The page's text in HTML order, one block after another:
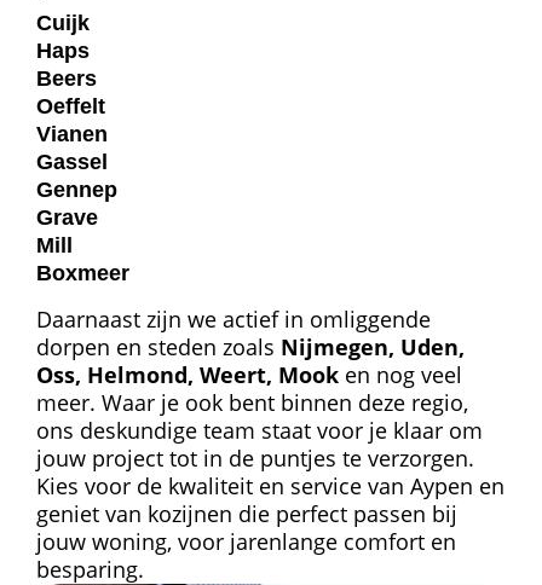
Cuijk
Haps
Beers
Oeffelt
Vianen
Gassel
Gennep
Grave
Mill
Boxmeer
Daarnaast zijn we actief in omliggende
dorpen en steden zoals Nijmegen, Uden,
Oss, Helmond, Weert, Mook en nog veel
meer. Waar je ook bent binnen deze regio,
ons deskundige team staat voor je klaar om
jouw project tot in de puntjes te verzorgen.
Kies voor de kwaliteit en service van Aypen en
geniet van kozijnen die perfect passen bij
jouw woning, voor jarenlange comfort en
besparing.